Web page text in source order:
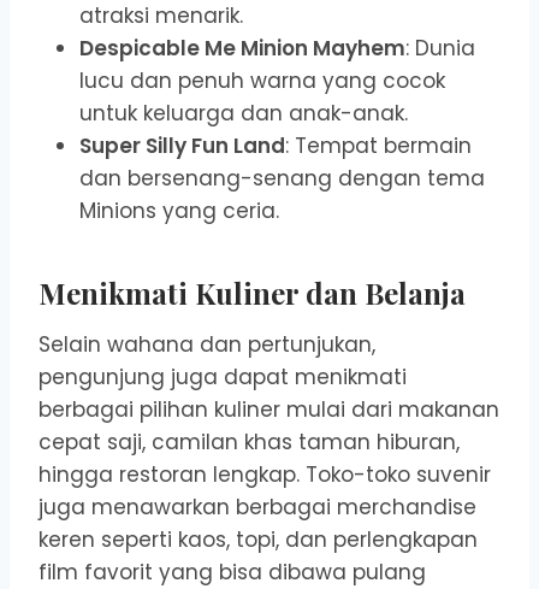
atraksi menarik.
Despicable Me Minion Mayhem: Dunia
lucu dan penuh warna yang cocok
untuk keluarga dan anak-anak.
Super Silly Fun Land: Tempat bermain
dan bersenang-senang dengan tema
Minions yang ceria.
Menikmati Kuliner dan Belanja
Selain wahana dan pertunjukan,
pengunjung juga dapat menikmati
berbagai pilihan kuliner mulai dari makanan
cepat saji, camilan khas taman hiburan,
hingga restoran lengkap. Toko-toko suvenir
juga menawarkan berbagai merchandise
keren seperti kaos, topi, dan perlengkapan
film favorit yang bisa dibawa pulang